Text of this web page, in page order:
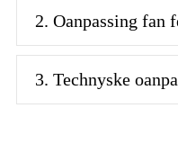
2. Oanpassing fan
3. Technyske